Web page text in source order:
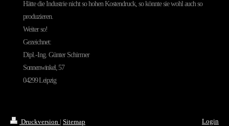
Hätte die Industrie nicht so hohen Kostendruck, so könnte sie wohl auch so
produzieren.
Weiter so!
Gezeichnet:
Dipl.-Ing. Günter Schirmer
Sonnenwinkel, 57
04299 Leipzig
Druckversion | Sitemap Login